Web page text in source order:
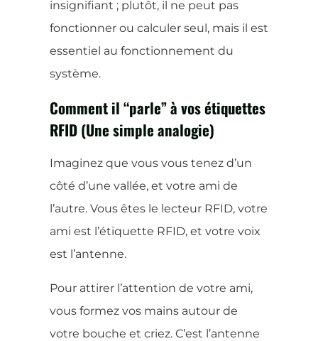
insignifiant ; plutôt, il ne peut pas
fonctionner ou calculer seul, mais il est
essentiel au fonctionnement du
système.
Comment il “parle” à vos étiquettes
RFID (Une simple analogie)
Imaginez que vous vous tenez d’un
côté d’une vallée, et votre ami de
l’autre. Vous êtes le lecteur RFID, votre
ami est l’étiquette RFID, et votre voix
est l’antenne.
Pour attirer l’attention de votre ami,
vous formez vos mains autour de
votre bouche et criez. C’est l’antenne